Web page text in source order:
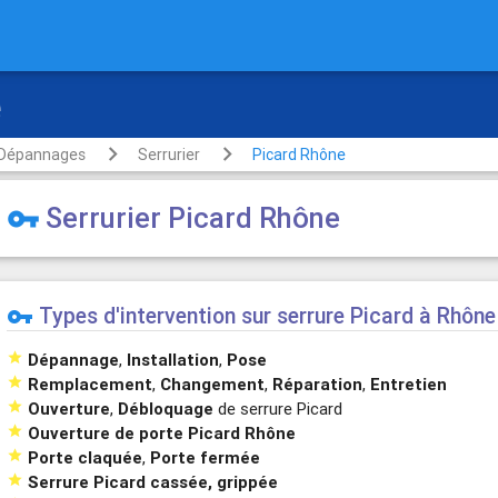
Serrurier Picard Rhône
vpn_key Serrurier Picard Rhône
vpn_key Types d'intervention sur serrure Picard à Rhône
 Dépannage, Installation, Pose
 Remplacement, Changement, Réparation, Entretien
 Ouverture, Débloquage de serrure Picard
 Ouverture de porte Picard Rhône
 Porte claquée, Porte fermée
 Serrure Picard cassée, grippée